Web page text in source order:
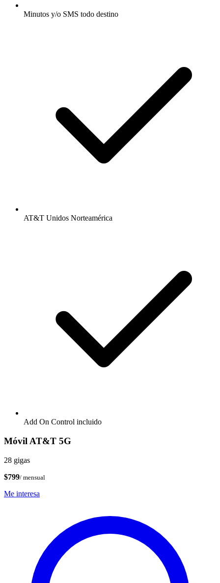
Minutos y/o SMS todo destino
AT&T Unidos Norteamérica
Add On Control incluido
Móvil AT&T 5G
28 gigas
$799/ mensual
Me interesa